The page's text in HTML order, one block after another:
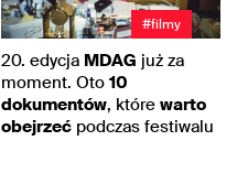
#filmy
20. edycja MDAG już za
moment. Oto 10
dokumentów, które warto
obejrzeć podczas festiwalu